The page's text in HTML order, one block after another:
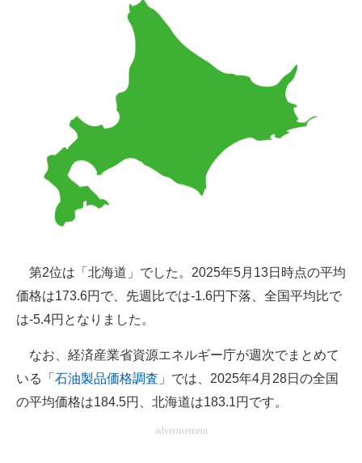
第2位は「北海道」でした。2025年5月13日時点の平均
価格は173.6円で、先週比では-1.6円下落、全国平均比で
は-5.4円となりました。
なお、経済産業省資源エネルギー庁が週次でまとめて
いる「 石油製品価格調査 」では、2025年4月28日の全国
の平均価格は184.5円、北海道は183.1円です。
advertisement